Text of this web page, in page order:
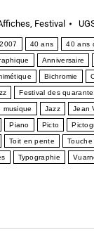
, Festival
2007 40 ans 40 ans
Anniversaire
Bichromie
Festival des
musique Jazz Jean
Piano Picto
Toit en pente Touche
Typographie